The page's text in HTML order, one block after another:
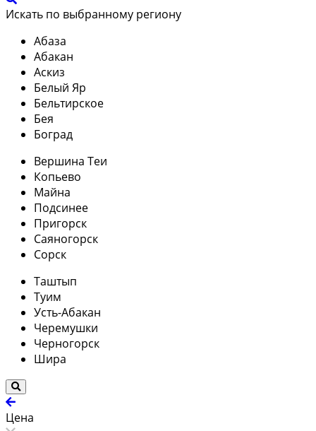
Искать по выбранному региону
Абаза
Абакан
Аскиз
Белый Яр
Бельтирское
Бея
Боград
Вершина Теи
Копьево
Майна
Подсинее
Пригорск
Саяногорск
Сорск
Таштып
Туим
Усть-Абакан
Черемушки
Черногорск
Шира
Цена